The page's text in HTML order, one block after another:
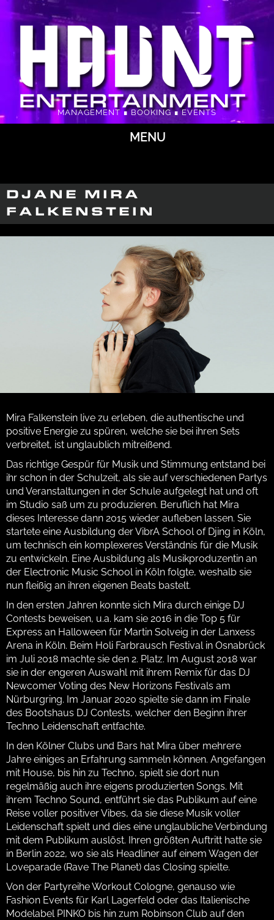
MENU
MANAGEMENT ∎ BOOKING ∎ EVENTS
DJANE MIRA
FALKENSTEIN
Mira Falkenstein live zu erleben, die authentische und
positive Energie zu spüren, welche sie bei ihren Sets
verbreitet, ist unglaublich mitreißend.
Das richtige Gespür für Musik und Stimmung entstand bei
ihr schon in der Schulzeit, als sie auf verschiedenen Partys
und Veranstaltungen in der Schule aufgelegt hat und oft
im Studio saß um zu produzieren. Beruflich hat Mira
dieses Interesse dann 2015 wieder aufleben lassen. Sie
startete eine Ausbildung der VibrA School of Djing in Köln,
um technisch ein komplexeres Verständnis für die Musik
zu entwickeln. Eine Ausbildung als Musikproduzentin an
der Electronic Music School in Köln folgte, weshalb sie
nun fleißig an ihren eigenen Beats bastelt.
In den ersten Jahren konnte sich Mira durch einige DJ
Contests beweisen, u.a. kam sie 2016 in die Top 5 für
Express an Halloween für Martin Solveig in der Lanxess
Arena in Köln. Beim Holi Farbrausch Festival in Osnabrück
im Juli 2018 machte sie den 2. Platz. Im August 2018 war
sie in der engeren Auswahl mit ihrem Remix für das DJ
Newcomer Voting des New Horizons Festivals am
Nürburgring. Im Januar 2020 spielte sie dann im Finale
des Bootshaus DJ Contests, welcher den Beginn ihrer
Techno Leidenschaft entfachte.
In den Kölner Clubs und Bars hat Mira über mehrere
Jahre einiges an Erfahrung sammeln können. Angefangen
mit House, bis hin zu Techno, spielt sie dort nun
regelmäßig auch ihre eigens produzierten Songs. Mit
ihrem Techno Sound, entführt sie das Publikum auf eine
Reise voller positiver Vibes, da sie diese Musik voller
Leidenschaft spielt und dies eine unglaubliche Verbindung
mit dem Publikum auslöst. Ihren größten Auftritt hatte sie
in Berlin 2022, wo sie als Headliner auf einem Wagen der
Loveparade (Rave The Planet) das Closing spielte.
Von der Partyreihe Workout Cologne, genauso wie
Fashion Events für Karl Lagerfeld oder das Italienische
Modelabel PINKO bis hin zum Robinson Club auf den